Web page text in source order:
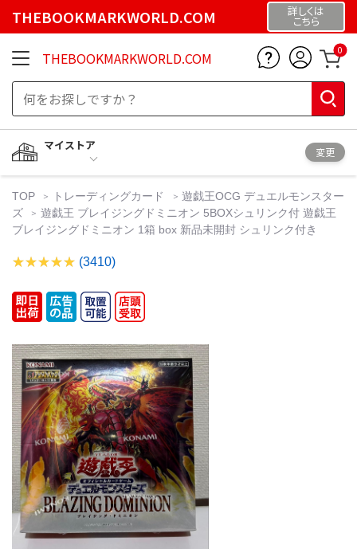
THEBOOKMARKWORLD.COM 詳しくは
こちら
THEBOOKMARKWORLD.COM 0
マイストア
変更
TOP トレーディングカード
遊戯王OCG デュエルモンスター
ズ
遊戯王 ブレイジングドミニオン 5BOXシュリンク付 遊戯王
ブレイジングドミニオン 1箱 box 新品未開封 シュリンク付き
(3410)